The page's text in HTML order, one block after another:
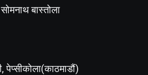
बास्तोला
पेप्सीकोला(काठमाडौं)